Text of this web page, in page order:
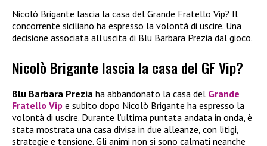
Nicolò Brigante lascia la casa del Grande Fratello Vip? Il
concorrente siciliano ha espresso la volontà di uscire. Una
decisione associata all’uscita di Blu Barbara Prezia dal gioco.
Nicolò Brigante lascia la casa del GF Vip?
Blu Barbara Prezia ha abbandonato la casa del Grande
Fratello Vip e subito dopo Nicolò Brigante ha espresso la
volontà di uscire. Durante l’ultima puntata andata in onda, è
stata mostrata una casa divisa in due alleanze, con litigi,
strategie e tensione. Gli animi non si sono calmati neanche